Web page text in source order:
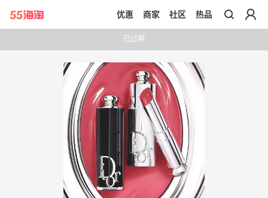
带你去官网买正品
优惠 商家 社区 热品
已过期